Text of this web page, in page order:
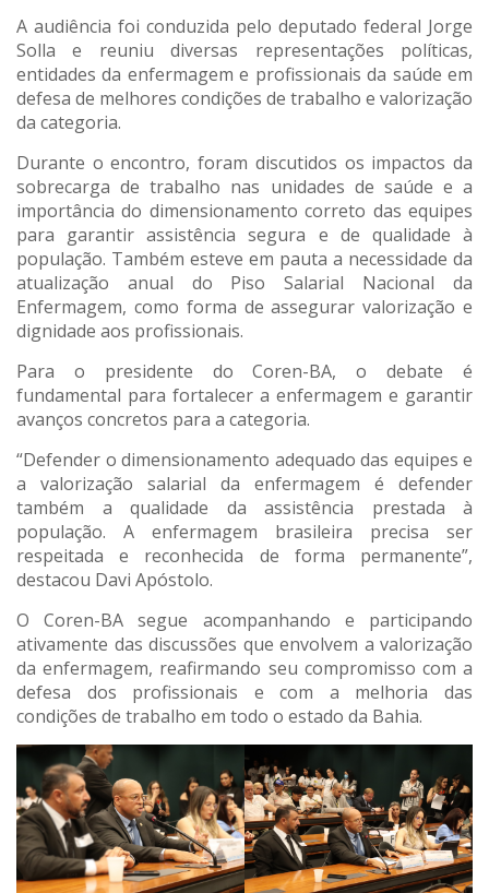
A audiência foi conduzida pelo deputado federal Jorge
Solla e reuniu diversas representações políticas,
entidades da enfermagem e profissionais da saúde em
defesa de melhores condições de trabalho e valorização
da categoria.
Durante o encontro, foram discutidos os impactos da
sobrecarga de trabalho nas unidades de saúde e a
importância do dimensionamento correto das equipes
para garantir assistência segura e de qualidade à
população. Também esteve em pauta a necessidade da
atualização anual do Piso Salarial Nacional da
Enfermagem, como forma de assegurar valorização e
dignidade aos profissionais.
Para o presidente do Coren-BA, o debate é
fundamental para fortalecer a enfermagem e garantir
avanços concretos para a categoria.
“Defender o dimensionamento adequado das equipes e
a valorização salarial da enfermagem é defender
também a qualidade da assistência prestada à
população. A enfermagem brasileira precisa ser
respeitada e reconhecida de forma permanente”,
destacou Davi Apóstolo.
O Coren-BA segue acompanhando e participando
ativamente das discussões que envolvem a valorização
da enfermagem, reafirmando seu compromisso com a
defesa dos profissionais e com a melhoria das
condições de trabalho em todo o estado da Bahia.